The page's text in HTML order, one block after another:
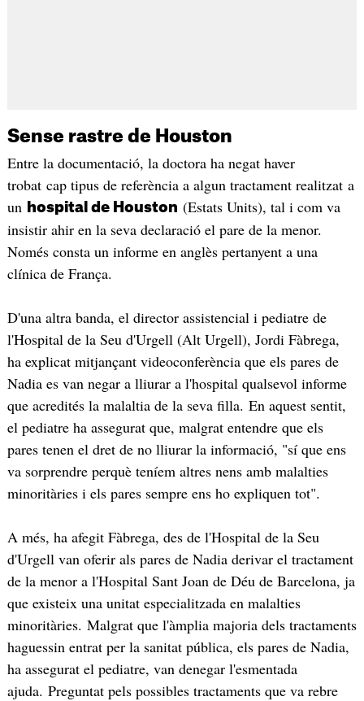
Sense rastre de Houston
Entre la documentació, la doctora ha negat haver
trobat cap tipus de referència a algun tractament realitzat a
un hospital de Houston (Estats Units), tal i com va
insistir ahir en la seva declaració el pare de la menor.
Només consta un informe en anglès pertanyent a una
clínica de França.
D'una altra banda, el director assistencial i pediatre de
l'Hospital de la Seu d'Urgell (Alt Urgell), Jordi Fàbrega,
ha explicat mitjançant videoconferència que els pares de
Nadia es van negar a lliurar a l'hospital qualsevol informe
que acredités la malaltia de la seva filla. En aquest sentit,
el pediatre ha assegurat que, malgrat entendre que els
pares tenen el dret de no lliurar la informació, "sí que ens
va sorprendre perquè teníem altres nens amb malalties
minoritàries i els pares sempre ens ho expliquen tot".
A més, ha afegit Fàbrega, des de l'Hospital de la Seu
d'Urgell van oferir als pares de Nadia derivar el tractament
de la menor a l'Hospital Sant Joan de Déu de Barcelona, ja
que existeix una unitat especialitzada en malalties
minoritàries. Malgrat que l'àmplia majoria dels tractaments
haguessin entrat per la sanitat pública, els pares de Nadia,
ha assegurat el pediatre, van denegar l'esmentada
ajuda. Preguntat pels possibles tractaments que va rebre